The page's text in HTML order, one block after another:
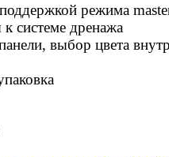
режима
системе дренажа
выбор цвета